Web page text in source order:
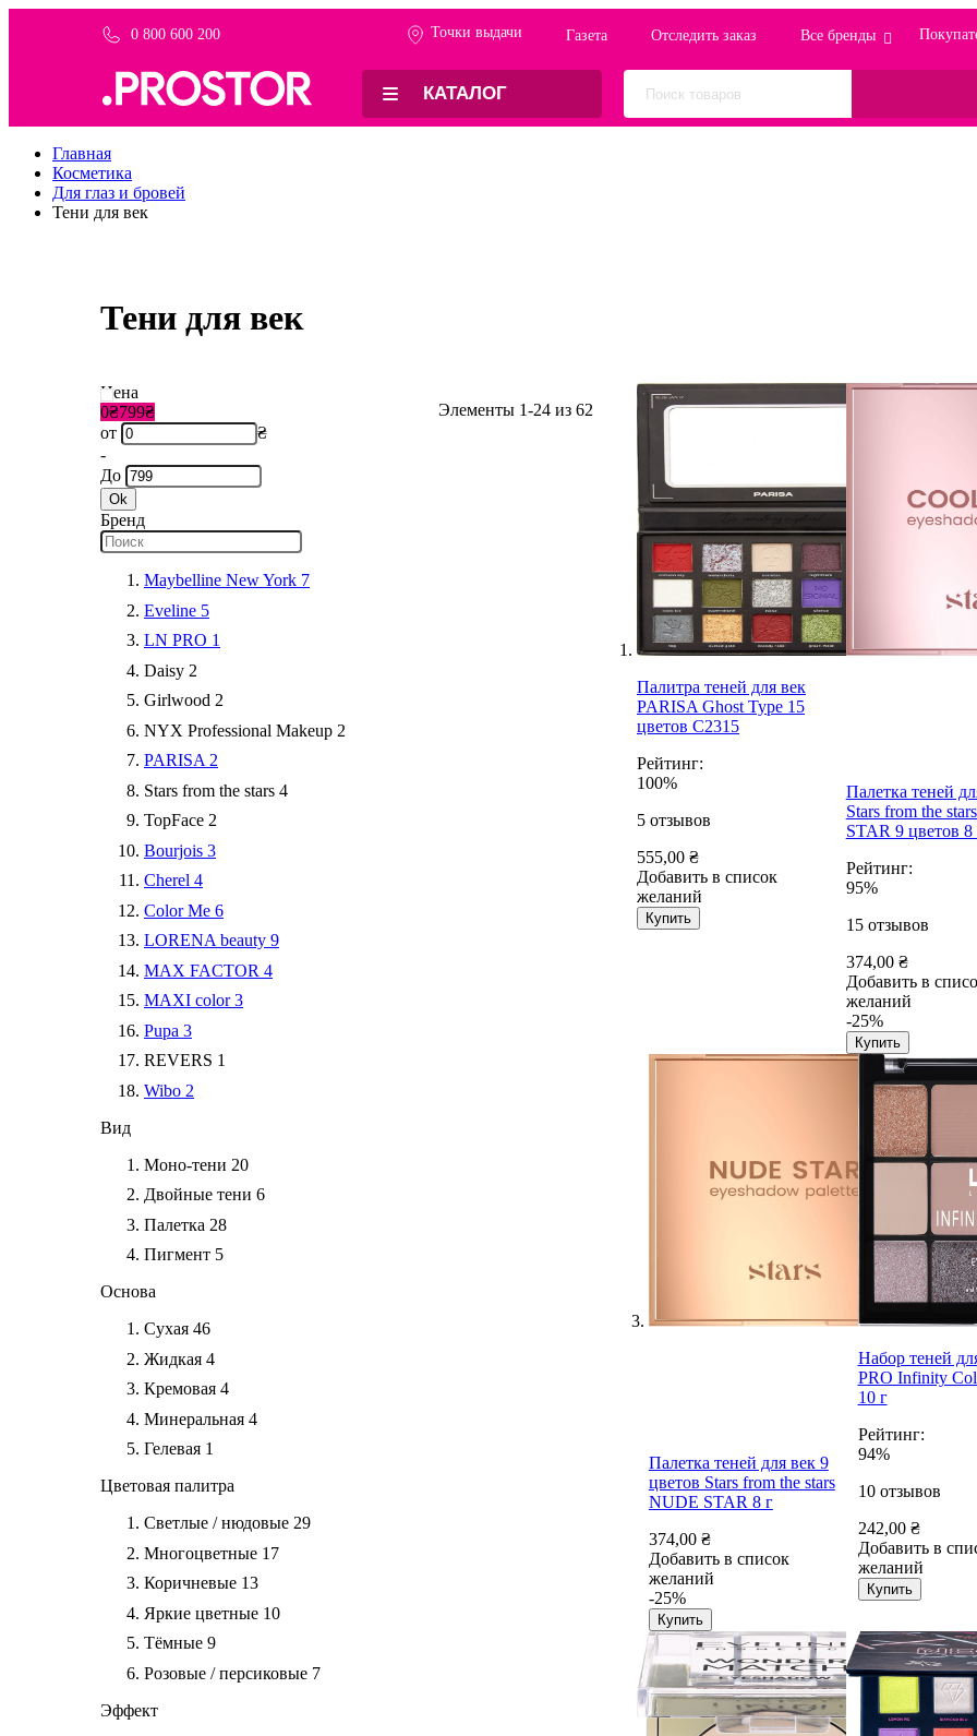
0 800 600 200 Точки выдачи Газета Отследить заказ Все бренды
КАТАЛОГ
Главная
Косметика
Для глаз и бровей
Тени для век
Тени для век
Элементы 1-24 из 62
Палитра теней для век
PARISA Ghost Type 15
цветов C2315
Рейтинг:
100%
5 отзывов
555,00 ₴
Добавить в список
желаний
Купить
Палетка теней
Stars from the
STAR 9 цветов 8
Рейтинг:
95%
15 отзывов
374,00 ₴
Добавить в
желаний
-25%
Купить
Палетка теней для век 9
цветов Stars from the stars
NUDE STAR 8 г
374,00 ₴
Добавить в список
желаний
-25%
Купить
Набор теней
PRO Infinity
10 г
Рейтинг:
94%
10 отзывов
242,00 ₴
Добавить в
желаний
Купить
Цена
0₴799₴
от
₴
-
До
Ok
Бренд
Maybelline New York 7
Eveline 5
LN PRO 1
Daisy 2
Girlwood 2
NYX Professional Makeup 2
PARISA 2
Stars from the stars 4
TopFace 2
Bourjois 3
Cherel 4
Color Me 6
LORENA beauty 9
MAX FACTOR 4
MAXI color 3
Pupa 3
REVERS 1
Wibo 2
Вид
Моно-тени 20
Двойные тени 6
Палетка 28
Пигмент 5
Основа
Сухая 46
Жидкая 4
Кремовая 4
Минеральная 4
Гелевая 1
Цветовая палитра
Светлые / нюдовые 29
Многоцветные 17
Коричневые 13
Яркие цветные 10
Тёмные 9
Розовые / персиковые 7
Эффект